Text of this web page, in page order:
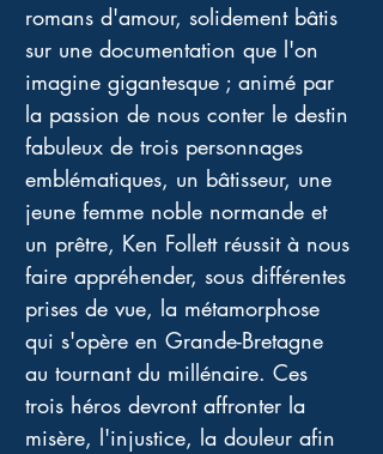
romans d'amour, solidement bâtis
sur une documentation que l'on
imagine gigantesque ; animé par
la passion de nous conter le destin
fabuleux de trois personnages
emblématiques, un bâtisseur, une
jeune femme noble normande et
un prêtre, Ken Follett réussit à nous
faire appréhender, sous différentes
prises de vue, la métamorphose
qui s'opère en Grande-Bretagne
au tournant du millénaire. Ces
trois héros devront affronter la
misère, l'injustice, la douleur afin